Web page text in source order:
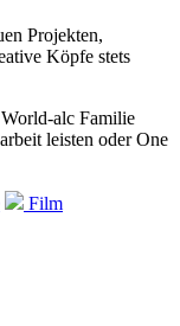
Projekten,
Köpfe stets
alc Familie
leisten oder One
Film